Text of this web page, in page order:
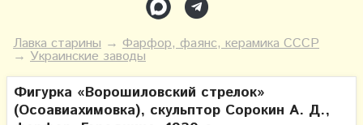
Лавка старины → Фарфор, фаянс, керамика СССР
→ Украинские заводы
Фигурка «Ворошиловский стрелок»
(Осоавиахимовка), скульптор Сорокин А. Д.,